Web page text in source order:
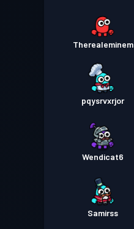
Therealeminem
pqysrvxrjor
Wendicat6
Samirss